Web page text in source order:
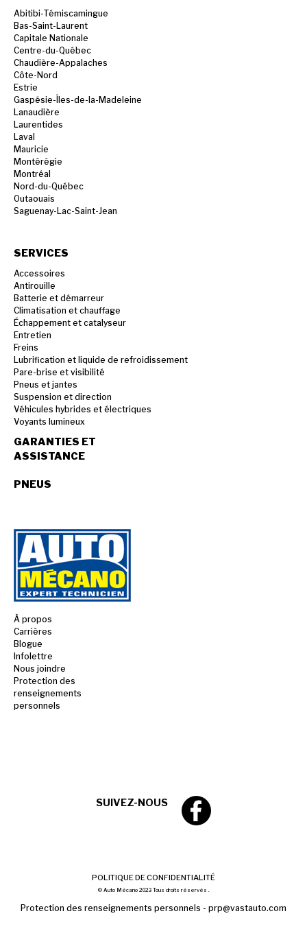
Abitibi-Témiscamingue
Bas-Saint-Laurent
Capitale Nationale
Centre-du-Québec
Chaudière-Appalaches
Côte-Nord
Estrie
Gaspésie-Îles-de-la-Madeleine
Lanaudière
Laurentides
Laval
Mauricie
Montérégie
Montréal
Nord-du-Québec
Outaouais
Saguenay-Lac-Saint-Jean
SERVICES
Accessoires
Antirouille
Batterie et démarreur
Climatisation et chauffage
Échappement et catalyseur
Entretien
Freins
Lubrification et liquide de refroidissement
Pare-brise et visibilité
Pneus et jantes
Suspension et direction
Véhicules hybrides et électriques
Voyants lumineux
GARANTIES ET
ASSISTANCE
PNEUS
À propos
Carrières
Blogue
Infolettre
Nous joindre
Protection des
renseignements
personnels
SUIVEZ-NOUS
POLITIQUE DE CONFIDENTIALITÉ
© Auto Mécano 2023 Tous droits réservés .
Protection des renseignements personnels - prp@vastauto.com